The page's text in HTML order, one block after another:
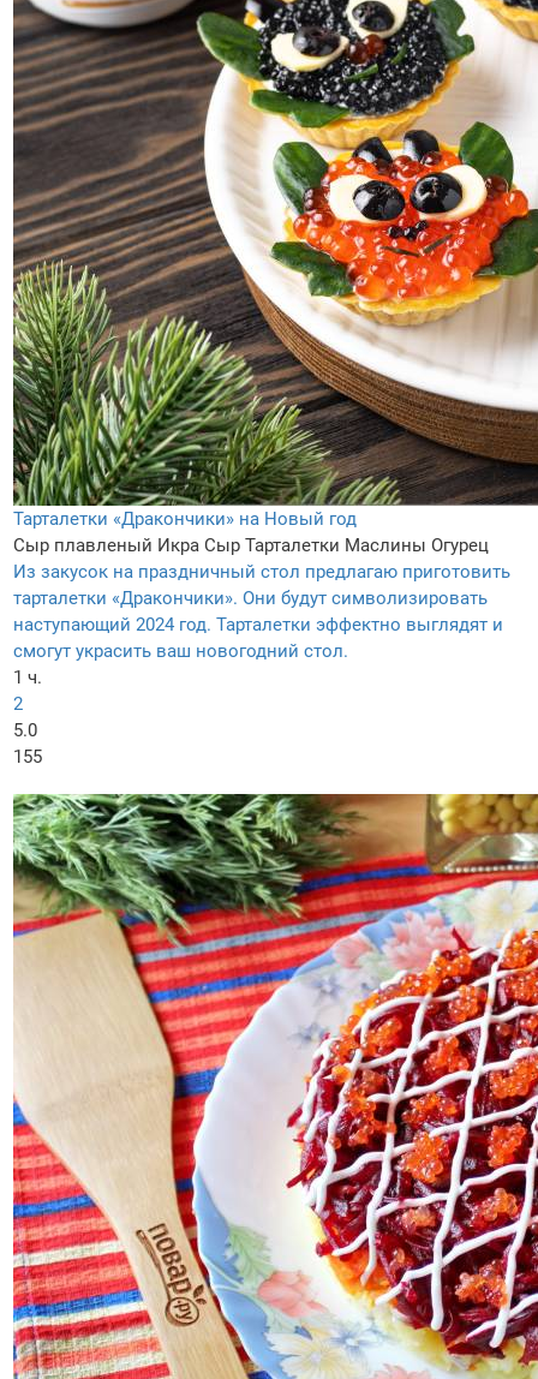
Тарталетки «Дракончики» на Новый год
Сыр плавленый Икра Сыр Тарталетки Маслины Огурец
Из закусок на праздничный стол предлагаю приготовить
тарталетки «Дракончики». Они будут символизировать
наступающий 2024 год. Тарталетки эффектно выглядят и
смогут украсить ваш новогодний стол.
1 ч.
2
5.0
155